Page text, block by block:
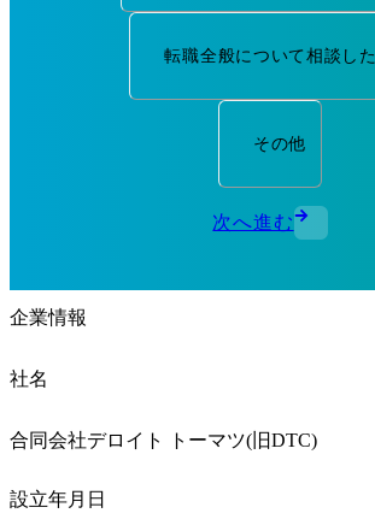
転職全般について相談し
その他
次へ進む
企業情報
社名
合同会社デロイト トーマツ(旧DTC)
設立年月日